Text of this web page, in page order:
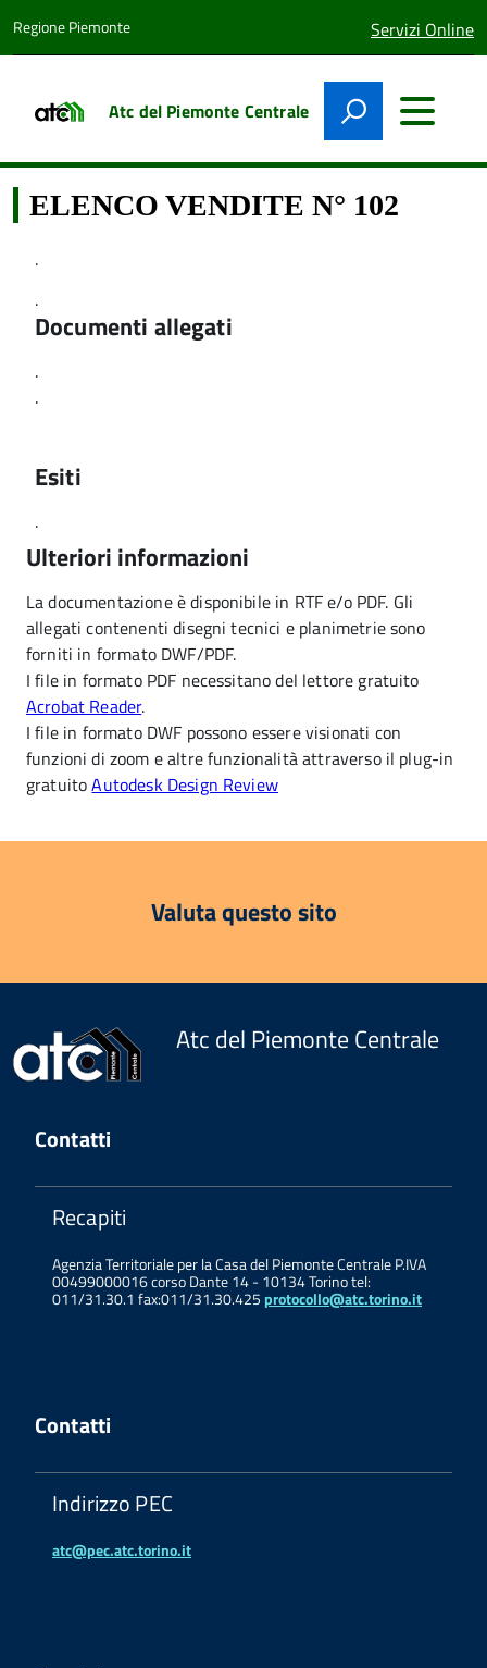
Regione Piemonte lingua
attiva:
Servizi Online
Atc del Piemonte Centrale
ELENCO VENDITE N° 102
.
.
Documenti allegati
.
.
Esiti
.
Ulteriori informazioni
La documentazione è disponibile in RTF e/o PDF. Gli
allegati contenenti disegni tecnici e planimetrie sono
forniti in formato DWF/PDF.
I file in formato PDF necessitano del lettore gratuito
Acrobat Reader.
I file in formato DWF possono essere visionati con
funzioni di zoom e altre funzionalità attraverso il plug-in
gratuitoAutodesk Design Review
Valuta questo sito
Atc del Piemonte Centrale
Contatti
Recapiti
Agenzia Territoriale per la Casa del Piemonte Centrale P.IVA
00499000016 corso Dante 14 - 10134 Torino tel:
011/31.30.1 fax:011/31.30.425 protocollo@atc.torino.it
Contatti
Indirizzo PEC
atc@pec.atc.torino.it